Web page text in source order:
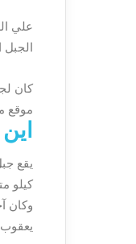
علي
الجبل
كان
موقع
كيلو